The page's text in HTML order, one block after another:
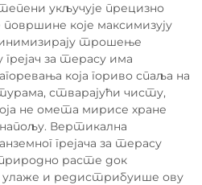
укључује прецизно
које максимизују
трошење
за терасу има
која гориво спаља на
стварајући чисту,
не омета мирисе хране
Вертикална
грејача за терасу
расте док
и редистрибуише ову